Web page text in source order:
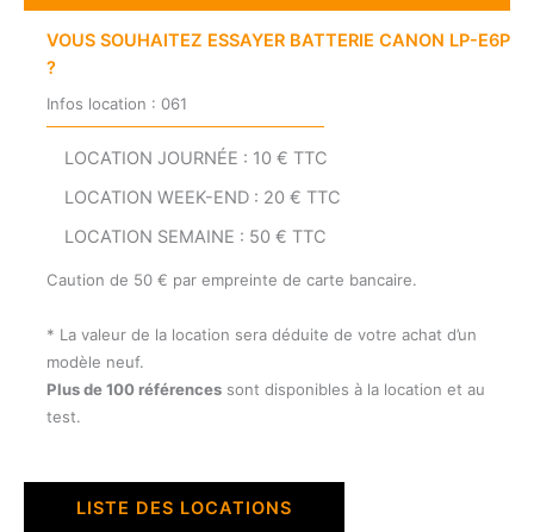
VOUS SOUHAITEZ ESSAYER BATTERIE CANON LP-E6P
?
Infos location : 061
LOCATION JOURNÉE : 10 € TTC
LOCATION WEEK-END : 20 € TTC
LOCATION SEMAINE : 50 € TTC
Caution de 50 € par empreinte de carte bancaire.
* La valeur de la location sera déduite de votre achat d’un
modèle neuf.
Plus de 100 référencessont disponibles à la location et au
test.
LISTE DES LOCATIONS